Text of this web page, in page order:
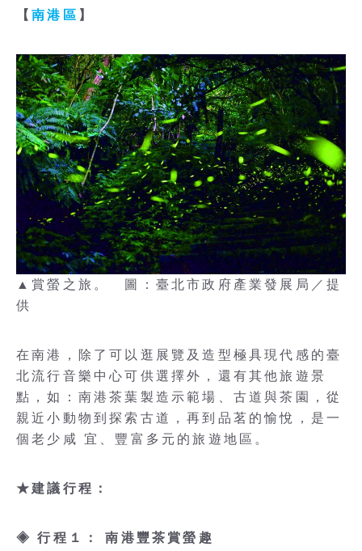
【南港區 】
▲賞螢之旅。 圖：臺北市政府產業發展局／提
供
在南港，除了可以逛展覽及造型極具現代感的臺
北流行音樂中心可供選擇外，還有其他旅遊景
點，如：南港茶葉製造示範場、古道與茶園，從
親近小動物到探索古道，再到品茗的愉悅，是一
個老少咸 宜、豐富多元的旅遊地區。
★建議行程：
◈ 行程１： 南港豐茶賞螢趣